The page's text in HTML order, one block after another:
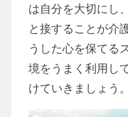
は自分を大切にし
と接することが介
うした心を保てる
境をうまく利用し
けていきましょう。